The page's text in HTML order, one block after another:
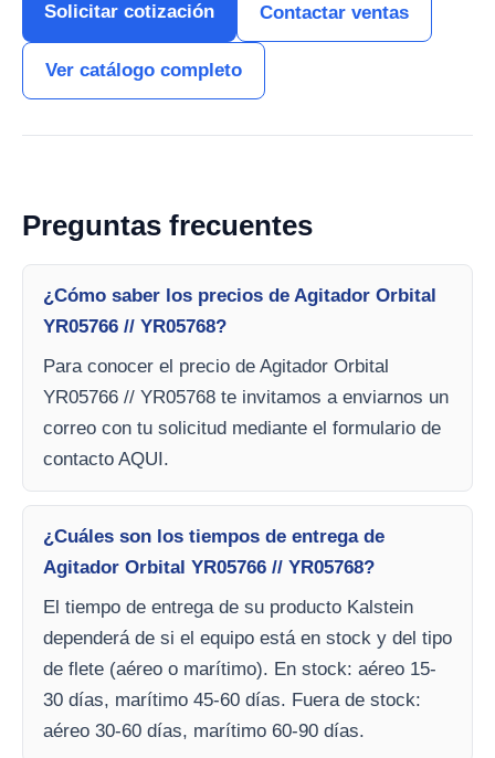
Solicitar cotización Contactar ventas
Ver catálogo completo
Preguntas frecuentes
¿Cómo saber los precios de Agitador Orbital
YR05766 // YR05768?
Para conocer el precio de Agitador Orbital
YR05766 // YR05768 te invitamos a enviarnos un
correo con tu solicitud mediante el formulario de
contacto AQUI.
¿Cuáles son los tiempos de entrega de
Agitador Orbital YR05766 // YR05768?
El tiempo de entrega de su producto Kalstein
dependerá de si el equipo está en stock y del tipo
de flete (aéreo o marítimo). En stock: aéreo 15-
30 días, marítimo 45-60 días. Fuera de stock:
aéreo 30-60 días, marítimo 60-90 días.